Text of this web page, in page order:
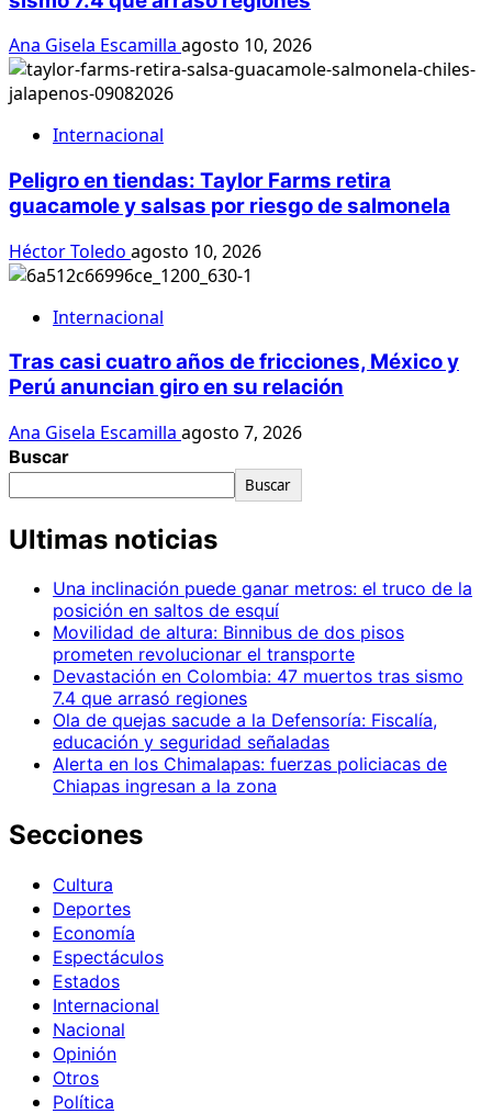
Ana Gisela Escamilla agosto 10, 2026
Internacional
Peligro en tiendas: Taylor Farms retira
guacamole y salsas por riesgo de salmonela
Héctor Toledo agosto 10, 2026
Internacional
Tras casi cuatro años de fricciones, México y
Perú anuncian giro en su relación
Ana Gisela Escamilla agosto 7, 2026
Buscar
Buscar
Ultimas noticias
Una inclinación puede ganar metros: el truco de la
posición en saltos de esquí
Movilidad de altura: Binnibus de dos pisos
prometen revolucionar el transporte
Devastación en Colombia: 47 muertos tras sismo
7.4 que arrasó regiones
Ola de quejas sacude a la Defensoría: Fiscalía,
educación y seguridad señaladas
Alerta en los Chimalapas: fuerzas policiacas de
Chiapas ingresan a la zona
Secciones
Cultura
Deportes
Economía
Espectáculos
Estados
Internacional
Nacional
Opinión
Otros
Política